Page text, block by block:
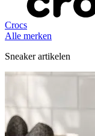
Crocs
Alle merken
Sneaker artikelen